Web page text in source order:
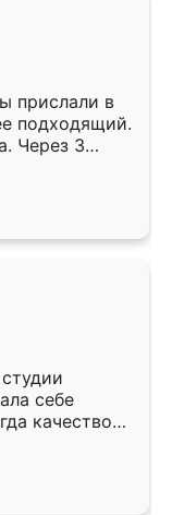
прислали в
подходящий.
Через 3
Остались
себе
качеством
уже почти